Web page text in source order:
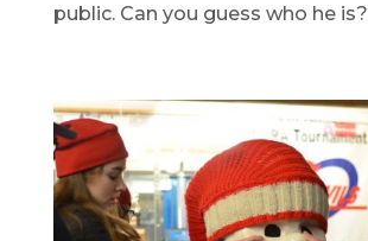
public. Can you guess who he is?